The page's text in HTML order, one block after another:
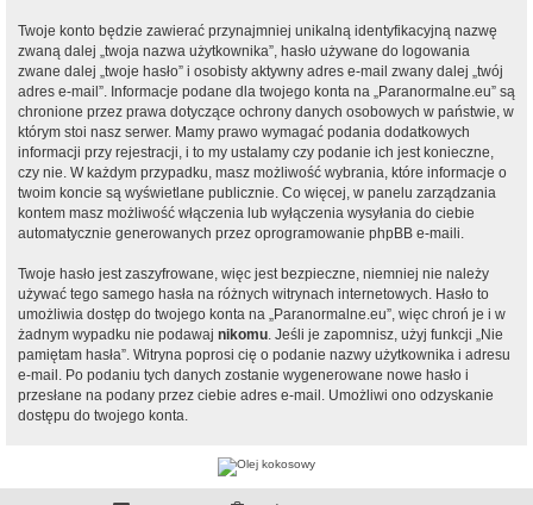
Twoje konto będzie zawierać przynajmniej unikalną identyfikacyjną nazwę
zwaną dalej „twoja nazwa użytkownika”, hasło używane do logowania
zwane dalej „twoje hasło” i osobisty aktywny adres e-mail zwany dalej „twój
adres e-mail”. Informacje podane dla twojego konta na „Paranormalne.eu” są
chronione przez prawa dotyczące ochrony danych osobowych w państwie, w
którym stoi nasz serwer. Mamy prawo wymagać podania dodatkowych
informacji przy rejestracji, i to my ustalamy czy podanie ich jest konieczne,
czy nie. W każdym przypadku, masz możliwość wybrania, które informacje o
twoim koncie są wyświetlane publicznie. Co więcej, w panelu zarządzania
kontem masz możliwość włączenia lub wyłączenia wysyłania do ciebie
automatycznie generowanych przez oprogramowanie phpBB e-maili.
Twoje hasło jest zaszyfrowane, więc jest bezpieczne, niemniej nie należy
używać tego samego hasła na różnych witrynach internetowych. Hasło to
umożliwia dostęp do twojego konta na „Paranormalne.eu”, więc chroń je i w
żadnym wypadku nie podawaj nikomu. Jeśli je zapomnisz, użyj funkcji „Nie
pamiętam hasła”. Witryna poprosi cię o podanie nazwy użytkownika i adresu
e-mail. Po podaniu tych danych zostanie wygenerowane nowe hasło i
przesłane na podany przez ciebie adres e-mail. Umożliwi ono odzyskanie
dostępu do twojego konta.